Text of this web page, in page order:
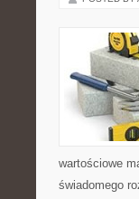
wartościowe
świadomego